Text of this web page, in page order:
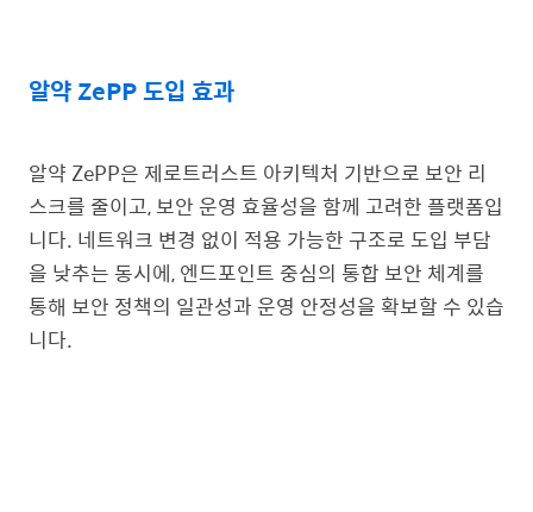
알약 ZePP 도입 효과
알약 ZePP은 제로트러스트 아키텍처 기반으로 보안 리
스크를 줄이고, 보안 운영 효율성을 함께 고려한 플랫폼입
니다. 네트워크 변경 없이 적용 가능한 구조로 도입 부담
을 낮추는 동시에, 엔드포인트 중심의 통합 보안 체계를
통해 보안 정책의 일관성과 운영 안정성을 확보할 수 있습
니다.